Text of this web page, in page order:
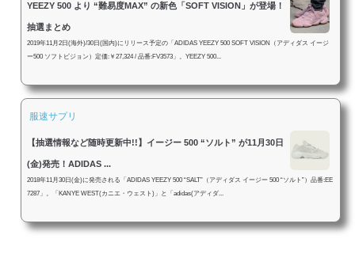
YEEZY 500 より “難易度MAX” の新色「SOFT VISION」が登場！
抽選まとめ
2019年11月2日(海外)/30日(国内)にリリース予定の「ADIDAS YEEZY 500 SOFT VISION（アディダス イージ
ー500 ソフトビジョン）定価:￥27,324 / 品番:FV3573」。YEEZY 500...
服速サプリ
【抽選情報など随時更新中!!】イージー 500 “ソルト” が11月30日
(金)発売！ADIDAS ...
2018年11月30日(金)に発売される「ADIDAS YEEZY 500 “SALT”（アディダス イージー 500 “ソルト”）品番:EE
7287」。「KANYE WEST(カニエ・ウェスト)」と「adidas(アディダ...